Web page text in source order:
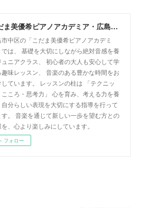
こだま美優希ピアノアカデミア・広島市中区
市中区の「こだま美優希ピアノアカデミ
では、 基礎を大切にしながら絶対音感を養
ュニアクラス、 初心者の大人も安心して学
味レッスン、 音楽のある豊かな時間をお
しています。 レッスンの柱は 「テクニッ
こころ・思考力」 心を育み、考える力を養
自分らしい表現を大切にする指導を行って
す。 音楽を通じて新しい一歩を望む方との
を、心より楽しみにしています。
フォロー